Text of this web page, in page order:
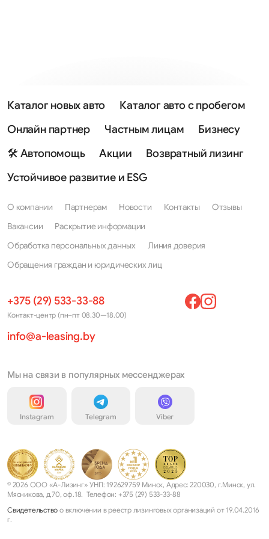
Каталог новых авто
Каталог авто с пробегом
Онлайн партнер
Частным лицам
Бизнесу
🛠 Автопомощь
Акции
Возвратный лизинг
Устойчивое развитие и ESG
О компании Партнерам Новости Контакты
Отзывы
Вакансии
Раскрытие информации
Обработка персональных данных
Линия доверия
Обращения граждан и юридических лиц
+375 (29) 533-33-88
Контакт-центр (пн–пт 08.30—18.00)
info@a-leasing.by
Мы на связи в популярных мессенджерах
Instagram Telegram Viber
© 2026 ООО «А-Лизинг» УНП: 192629759 Минск, Адрес: 220030, г.Минск, ул.
Мясникова, д.70, оф.18. Телефон: +375 (29) 533-33-88
Свидетельство о включении в реестр лизинговых организаций от 19.04.2016
г.